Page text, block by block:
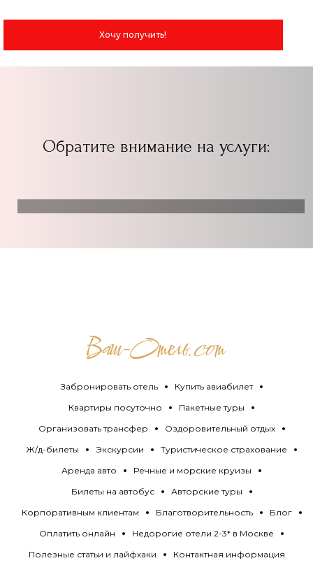
Хочу получить!
Обратите внимание на услуги:
Забронировать отель
Купить авиабилет
Квартиры посуточно
Пакетные туры
Организовать трансфер
Оздоровительный отдых
Ж/д-билеты
Экскурсии
Туристическое страхование
Аренда авто
Речные и морские круизы
Билеты на автобус
Авторские туры
Корпоративным клиентам
Благотворительность
Блог
Оплатить онлайн
Недорогие отели 2-3* в Москве
Полезные статьи и лайфхаки
Контактная информация